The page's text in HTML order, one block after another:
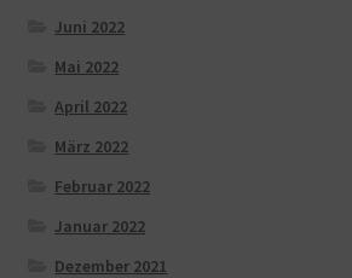
Juni 2022
Mai 2022
April 2022
März 2022
Februar 2022
Januar 2022
Dezember 2021